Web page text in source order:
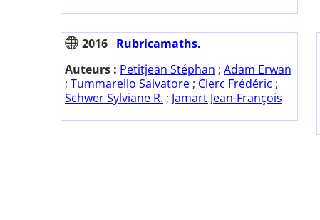
2016 Rubricamaths.
Auteurs : Petitjean Stéphan ; Adam Erwan
; Tummarello Salvatore ; Clerc Frédéric ;
Schwer Sylviane R. ; Jamart Jean-François